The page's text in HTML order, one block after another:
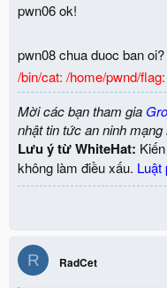
pwn06 ok!
pwn08 chua duoc ban oi?
/bin/cat: /home/pwnd/
Mời các bạn tham gia
nhật tin tức an ninh mạng
Lưu ý từ WhiteHat:
không làm điều xấu. Luật
R RadCet